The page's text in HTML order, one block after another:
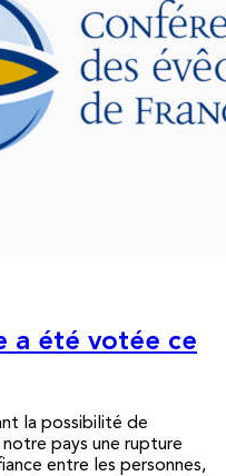
a été votée ce
la possibilité de
pays une rupture
entre les personnes,